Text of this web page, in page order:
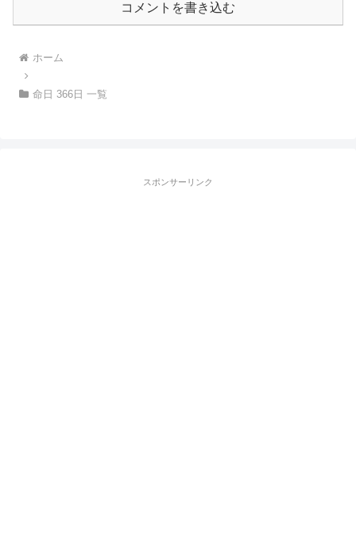
コメントを書き込む
ホーム
命日 366日 一覧
スポンサーリンク